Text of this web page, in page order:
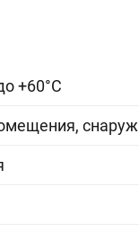
+60°C